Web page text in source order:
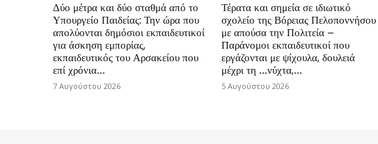
Δύο μέτρα και δύο σταθμά από το
Υπουργείο Παιδείας: Την ώρα που
απολύονται δημόσιοι εκπαιδευτικοί
για άσκηση εμπορίας,
εκπαιδευτικός του Αρσακείου που
επί χρόνια...
7 Αυγούστου 2026
Τέρατα και σημεία σε ιδιωτικό
σχολείο της Βόρειας Πελοποννήσου
με απούσα την Πολιτεία –
Παράνομοι εκπαιδευτικοί που
εργάζονται με ψίχουλα, δουλειά
μέχρι τη …νύχτα,...
5 Αυγούστου 2026